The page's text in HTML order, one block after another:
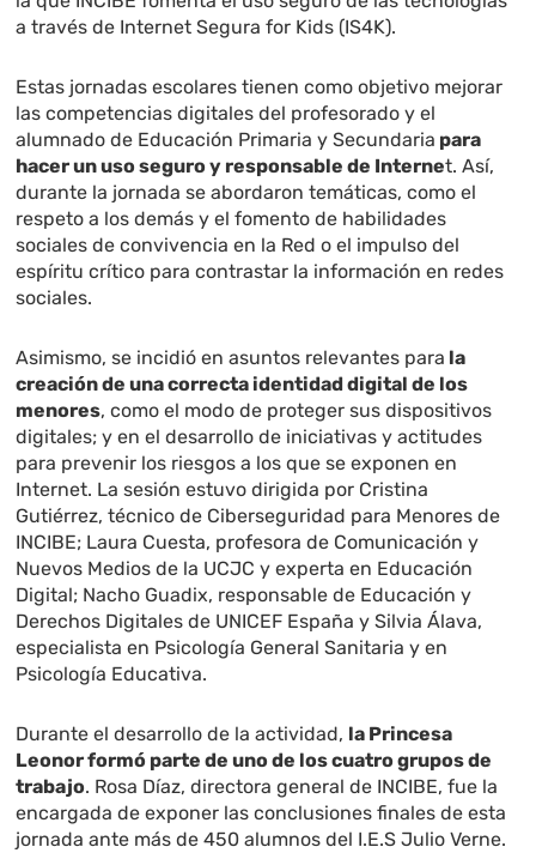
a través de Internet Segura for Kids (IS4K).
Estas jornadas escolares tienen como objetivo mejorar
las competencias digitales del profesorado y el
alumnado de Educación Primaria y Secundaria para
hacer un uso seguro y responsable de Internet. Así,
durante la jornada se abordaron temáticas, como el
respeto a los demás y el fomento de habilidades
sociales de convivencia en la Red o el impulso del
espíritu crítico para contrastar la información en redes
sociales.
Asimismo, se incidió en asuntos relevantes para la
creación de una correcta identidad digital de los
menores, como el modo de proteger sus dispositivos
digitales; y en el desarrollo de iniciativas y actitudes
para prevenir los riesgos a los que se exponen en
Internet. La sesión estuvo dirigida por Cristina
Gutiérrez, técnico de Ciberseguridad para Menores de
INCIBE; Laura Cuesta, profesora de Comunicación y
Nuevos Medios de la UCJC y experta en Educación
Digital; Nacho Guadix, responsable de Educación y
Derechos Digitales de UNICEF España y Silvia Álava,
especialista en Psicología General Sanitaria y en
Psicología Educativa.
Durante el desarrollo de la actividad, la Princesa
Leonor formó parte de uno de los cuatro grupos de
trabajo. Rosa Díaz, directora general de INCIBE, fue la
encargada de exponer las conclusiones finales de esta
jornada ante más de 450 alumnos del I.E.S Julio Verne.